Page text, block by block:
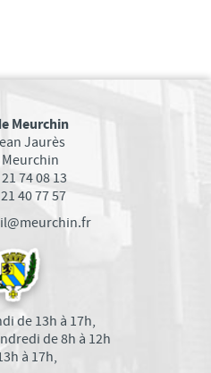
Meurchin
Jaurès
Meurchin
74 08 13
40 77 57
de 13h à 17h,
de 8h à 12h
à 17h,